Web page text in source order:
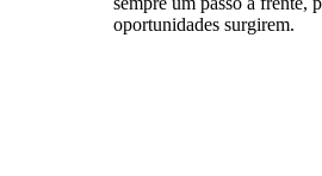
oportunidades surgirem.